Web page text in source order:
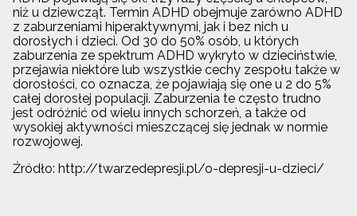
niż u dziewcząt. Termin ADHD obejmuje zarówno ADHD
z zaburzeniami hiperaktywnymi, jak i bez nich u
dorosłych i dzieci. Od 30 do 50% osób, u których
zaburzenia ze spektrum ADHD wykryto w dzieciństwie,
przejawia niektóre lub wszystkie cechy zespołu także w
dorosłości, co oznacza, że pojawiają się one u 2 do 5%
całej dorosłej populacji. Zaburzenia te często trudno
jest odróżnić od wielu innych schorzeń, a także od
wysokiej aktywności mieszczącej się jednak w normie
rozwojowej.
Źródło: http://twarzedepresji.pl/o-depresji-u-dzieci/